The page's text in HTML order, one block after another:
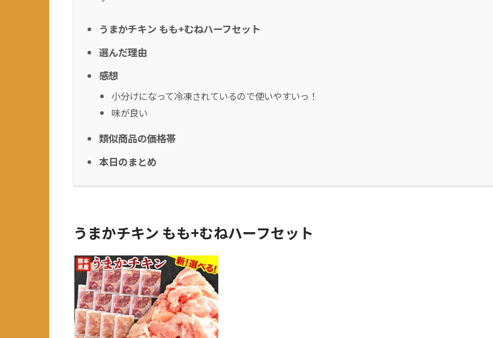
うまかチキン もも+むねハーフセット
選んだ理由
感想
小分けになって冷凍されているので使いやすいっ！
味が良い
類似商品の価格帯
本日のまとめ
うまかチキン もも+むねハーフセット